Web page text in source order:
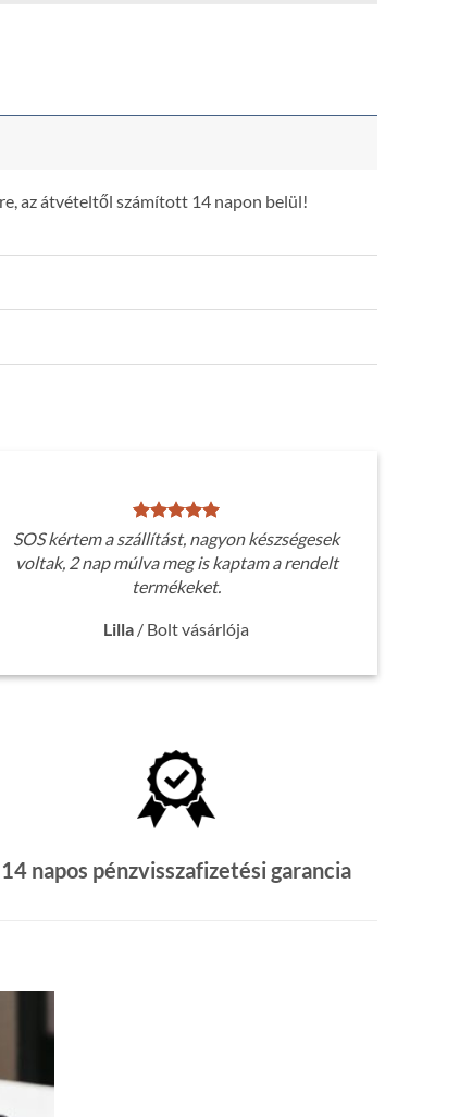
az átvételtől számított 14 napon belül!
SOS kértem a szállítást, nagyon készségesek
voltak, 2 nap múlva meg is kaptam a rendelt
termékeket.
Lilla / Bolt vásárlója
14 napos pénzvisszafizetési garancia